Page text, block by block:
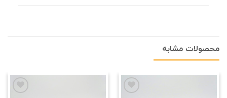
محصولات مشابه